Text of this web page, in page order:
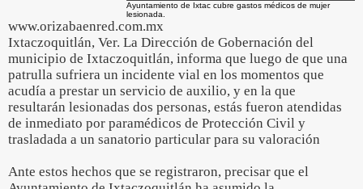
Ayuntamiento de Ixtac cubre gastos médicos de mujer
lesionada.
www.orizabaenred.com.mx
Ixtaczoquitlán, Ver. La Dirección de Gobernación del
municipio de Ixtaczoquitlán, informa que luego de que una
patrulla sufriera un incidente vial en los momentos que
acudía a prestar un servicio de auxilio, y en la que
resultarán lesionadas dos personas, estás fueron atendidas
de inmediato por paramédicos de Protección Civil y
trasladada a un sanatorio particular para su valoración
Ante estos hechos que se registraron, precisar que el